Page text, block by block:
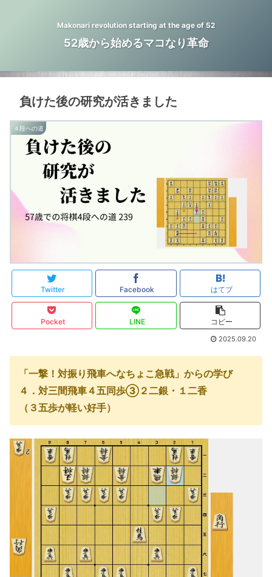
Makonari revolution starting at the age of 52
52歳から始めるマコなり革命
負けた後の研究が活きました
４段への道
Twitter Facebook はてブ
Pocket LINE コピー
2025.09.20
「一撃！対振り飛車へなちょこ急戦」からの学び
４．対三間飛車４五同歩③２二銀・１二香
（３五歩が軽い好手）